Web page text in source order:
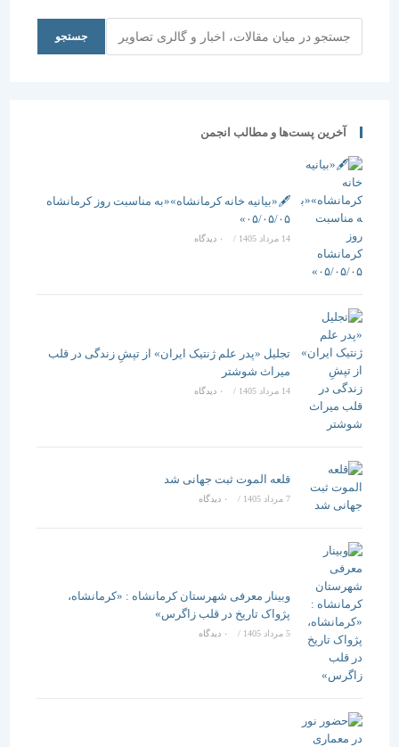
نیست كه از
آموزش و
جستجو
آخرین پست‌ها و مطالب انجمن
🖋️«بیانیه خانه کرمانشاه»«به مناسبت روز کرمانشاه
۰۵/۰۵/۰۵»
/ ۰ دیدگاه
تجلیل «پدر علم ژنتیک ایران» از تپشِ زندگی در قلب
میراث شوشتر
14 مرداد 1405 / ۰ دیدگاه
قلعه الموت ثبت جهانی شد
/ ۰ دیدگاه
وبینار معرفی شهرستان کرمانشاه : «کرمانشاه،
پژواک تاریخ در قلب زاگرس»
5 مرداد 1405 / ۰ دیدگاه